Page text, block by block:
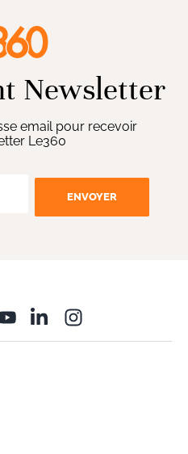
Newsletter
email pour recevoir
Le360
ENVOYER